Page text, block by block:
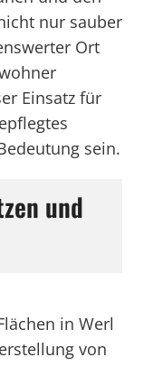
nur sauber
Ort
Einsatz für
sein.
und
in Werl
von